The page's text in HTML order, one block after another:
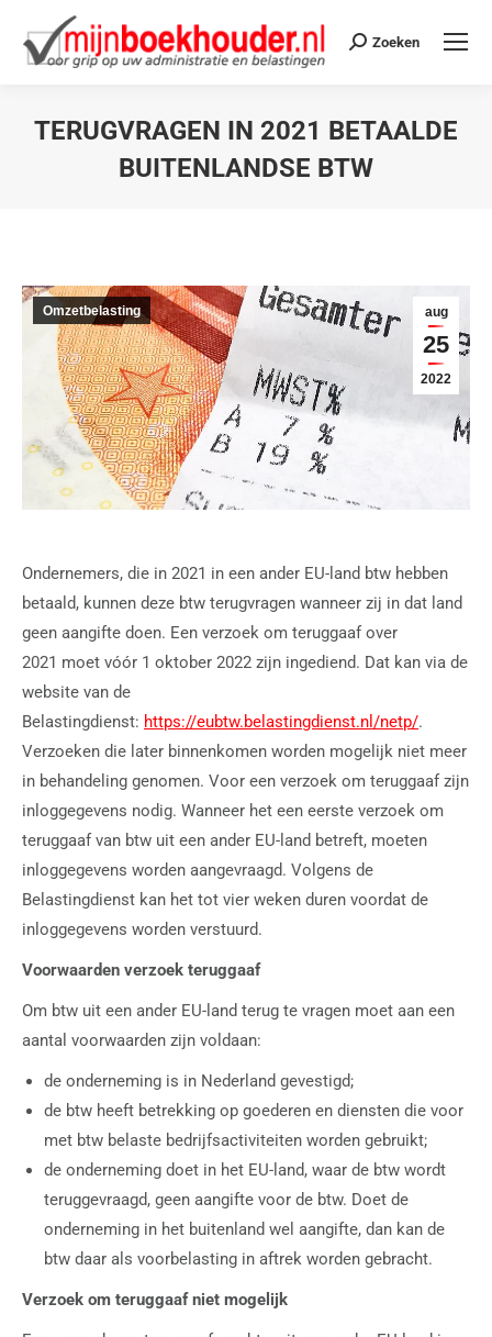
Zoeken
TERUGVRAGEN IN 2021 BETAALDE
BUITENLANDSE BTW
aug
25
2022
Omzetbelasting
Ondernemers, die in 2021 in een ander EU-land btw hebben
betaald, kunnen deze btw terugvragen wanneer zij in dat land
geen aangifte doen. Een verzoek om teruggaaf over
2021 moet vóór 1 oktober 2022 zijn ingediend. Dat kan via de
website van de
Belastingdienst: https://eubtw.belastingdienst.nl/netp/.
Verzoeken die later binnenkomen worden mogelijk niet meer
in behandeling genomen. Voor een verzoek om teruggaaf zijn
inloggegevens nodig. Wanneer het een eerste verzoek om
teruggaaf van btw uit een ander EU-land betreft, moeten
inloggegevens worden aangevraagd. Volgens de
Belastingdienst kan het tot vier weken duren voordat de
inloggegevens worden verstuurd.
Voorwaarden verzoek teruggaaf
Om btw uit een ander EU-land terug te vragen moet aan een
aantal voorwaarden zijn voldaan:
de onderneming is in Nederland gevestigd;
de btw heeft betrekking op goederen en diensten die voor
met btw belaste bedrijfsactiviteiten worden gebruikt;
de onderneming doet in het EU-land, waar de btw wordt
teruggevraagd, geen aangifte voor de btw. Doet de
onderneming in het buitenland wel aangifte, dan kan de
btw daar als voorbelasting in aftrek worden gebracht.
Verzoek om teruggaaf niet mogelijk